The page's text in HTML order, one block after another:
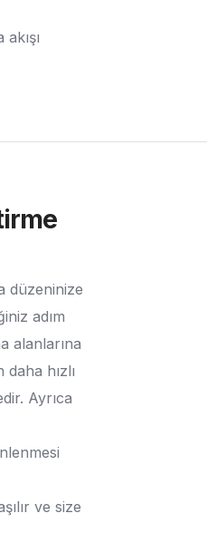
düzeninize
adım
alanlarına
hızlı
Ayrıca
ve size